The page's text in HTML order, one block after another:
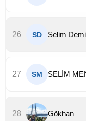
26 SD Selim
27 SM SELİM
28 Gökhan